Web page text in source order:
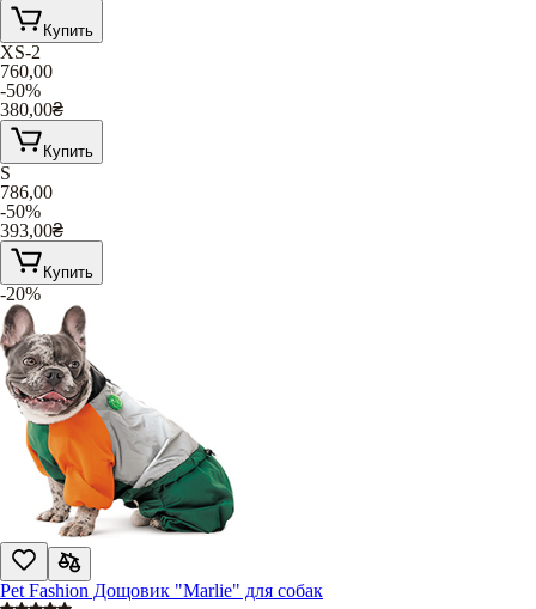
Купить
XS-2
760,00
-50%
380,00₴
Купить
S
786,00
-50%
393,00₴
Купить
-20%
Pet Fashion Дощовик "Marlie" для собак